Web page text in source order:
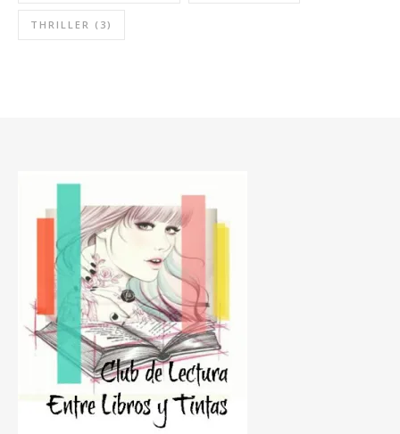
THRILLER (3)